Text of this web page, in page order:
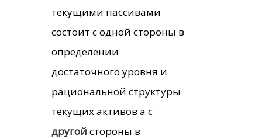
текущими пассивами
состоит с одной стороны в
определении
достаточного уровня и
рациональной структуры
текущих активов а с
другой стороны в